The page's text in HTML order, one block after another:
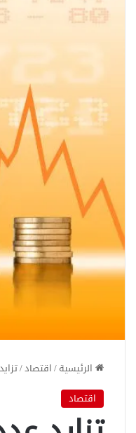
الرئيسية/اقتصاد/
اقتصاد